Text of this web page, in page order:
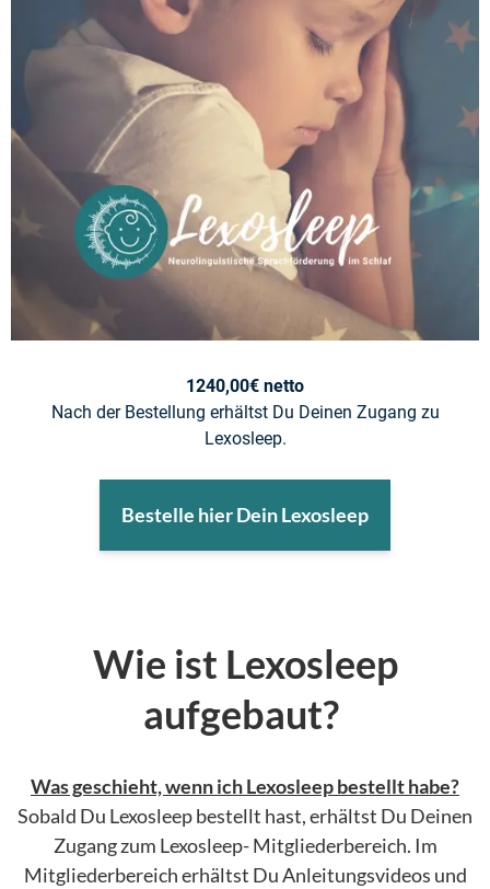
1240,00€ netto
Nach der Bestellung erhältst Du Deinen Zugang zu
Lexosleep.
Bestelle hier Dein Lexosleep
Wie ist Lexosleep
aufgebaut?
Was geschieht, wenn ich Lexosleep bestellt habe?
Sobald Du Lexosleep bestellt hast, erhältst Du Deinen
Zugang zum Lexosleep- Mitgliederbereich. Im
Mitgliederbereich erhältst Du Anleitungsvideos und